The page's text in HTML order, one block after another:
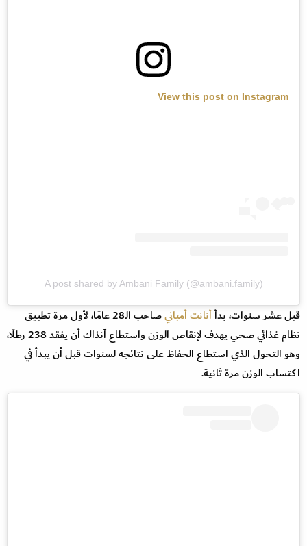
View this post on Instagram
A post shared by Ambani Family (@ambani.family)
قبل عشر سنوات، بدأأنانت أمباني
صاحب الـ28 عامًا، لأول مرة تطبيق
نظام غذائي صحي يهدف لإنقاص الوزن واستطاع آنذاك أن يفقد 238 رطلًا،
وهو التحول الذي استطاع الحفاظ على نتائجه لسنوات قبل أن يبدأ في
اكتساب الوزن مرة ثانية.